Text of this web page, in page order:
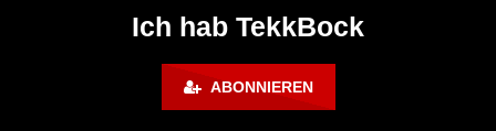
FETTE MISCHE [SET 2018]
Fangarm – Industrial Techno Live Set
Ich hab TekkBock
ABONNIEREN